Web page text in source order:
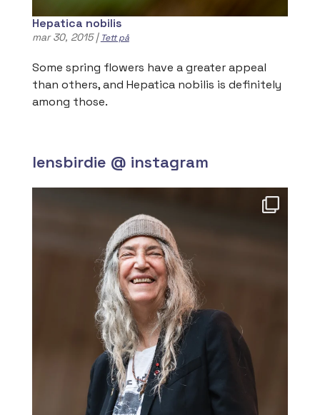
Hepatica nobilis
mar 30, 2015| Tett på
Some spring flowers have a greater appeal
than others, and Hepatica nobilis is definitely
among those.
lensbirdie @ instagram